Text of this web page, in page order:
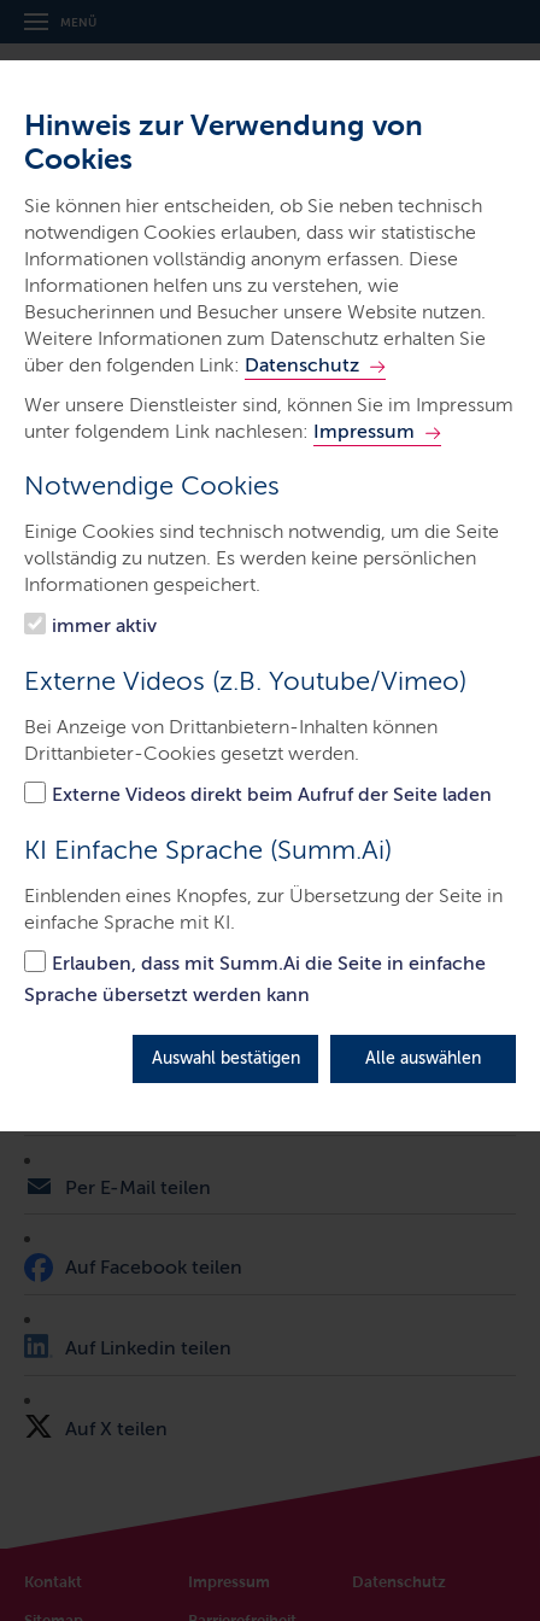
Hinweis zur Verwendung von
Cookies
Sie können hier entscheiden, ob Sie neben technisch
notwendigen Cookies erlauben, dass wir statistische
Informationen vollständig anonym erfassen. Diese
Informationen helfen uns zu verstehen, wie
Besucherinnen und Besucher unsere Website nutzen.
Weitere Informationen zum Datenschutz erhalten Sie
über den folgenden Link: Datenschutz
Wer unsere Dienstleister sind, können Sie im Impressum
unter folgendem Link nachlesen: Impressum
Notwendige Cookies
Einige Cookies sind technisch notwendig, um die Seite
vollständig zu nutzen. Es werden keine persönlichen
Informationen gespeichert.
immer aktiv
Externe Videos (z.B. Youtube/Vimeo)
Bei Anzeige von Drittanbietern-Inhalten können
Drittanbieter-Cookies gesetzt werden.
Externe Videos direkt beim Aufruf der Seite laden
KI Einfache Sprache (Summ.Ai)
Einblenden eines Knopfes, zur Übersetzung der Seite in
einfache Sprache mit KI.
Erlauben, dass mit Summ.Ai die Seite in einfache
Sprache übersetzt werden kann
Auswahl bestätigen Alle auswählen
MENÜ
Landesamt für Umwelt
Ministerien & Behörden
Start
Organisation
Themen
Presse
Service
Kontakt
Per E-Mail teilen
Auf Facebook teilen
Auf Linkedin teilen
Auf X teilen
Kontakt Impressum Datenschutz